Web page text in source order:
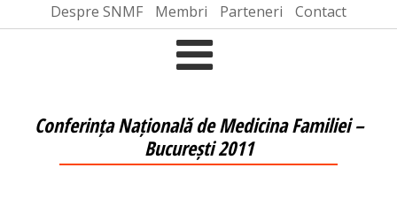
Despre SNMF Membri Parteneri Contact
Conferința Națională de Medicina Familiei –
București 2011